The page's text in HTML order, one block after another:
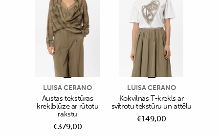
LUISA CERANO
Austas tekstūras
kreklblūze ar rūtotu
rakstu
€379,00
LUISA CERANO
Kokvilnas T-krekls ar
svītrotu tekstūru un attēlu
€149,00